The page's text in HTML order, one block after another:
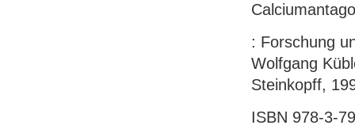
: Forschung
Wolfgang
Steinkopff,
ISBN 978-3-